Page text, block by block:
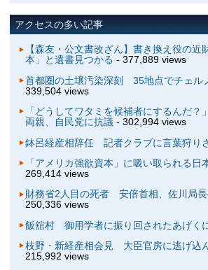
アクセスの多い記事
【森友・公文書改ざん】書き換え役の
本」と遺書見つかる - 377,889 views
首都圏の土壌汚染深刻 35地点でチェル
339,504 views
「どうしてワタミを候補者にするんだ
両親、自民党に抗議- 302,994 views
鉢呂経産相辞任 記者クラブに言葉狩り
「アメリカ強欲資本」に吸い取られる日
269,414 views
財務省2人目の死者 安倍首相、佐川局
250,336 views
飯舘村 御用学者に振り回されたあげく
枝野・新経産相会見 大臣官房に逃げ込
215,992 views